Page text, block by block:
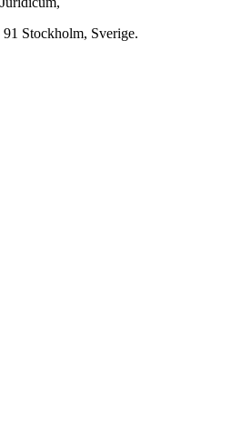
Stockholm, Sverige.